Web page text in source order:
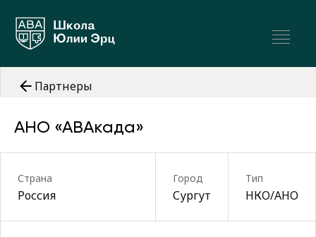
Партнеры
АНО «АВАкада»
Страна
Россия
Город
Сургут
Тип
НКО/АНО